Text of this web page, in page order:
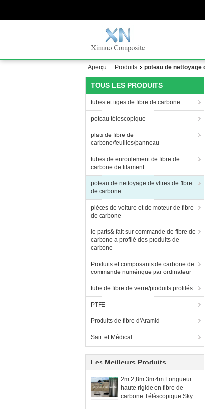
Aperçu Produits poteau de nettoyage
TOUS LES PRODUITS
tubes et tiges de fibre de carbone
poteau télescopique
plats de fibre de
carbone/feuilles/panneau
tubes de enroulement de fibre de
carbone de filament
poteau de nettoyage de vitres de fibre
de carbone
pièces de voiture et de moteur de fibre
de carbone
le parts& fait sur commande de fibre de
carbone a profilé des produits de
carbone
Produits et composants de carbone de
commande numérique par ordinateur
tube de fibre de verre/produits profilés
PTFE
Produits de fibre d'Aramid
Sain et Médical
Les Meilleurs Produits
2m 2,8m 3m 4m Longueur
haute rigide en fibre de
carbone Téléscopique Sky
Canopy Pole